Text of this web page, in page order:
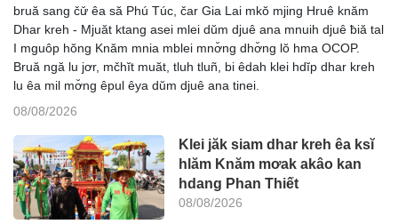
bruă sang čư̆ êa să Phú Túc, čar Gia Lai mkŏ mjing Hruê knăm
Dhar kreh - Mjuăt ktang asei mlei dŭm djuê ana mnuih djuê ƀiă tal
I mguôp hŏng Knăm mnia mblei mnơ̆ng dhơ̆ng lŏ hma OCOP.
Bruă ngă lu jơr, mčhĭt muăt, tluh tluñ, bi êdah klei hdĭp dhar kreh
lu êa mil mơ̆ng êpul êya dŭm djuê ana tinei.
08/08/2026
Klei jăk siam dhar kreh êa ksĭ
hlăm Knăm mơak akâo kan
hdang Phan Thiết
08/08/2026